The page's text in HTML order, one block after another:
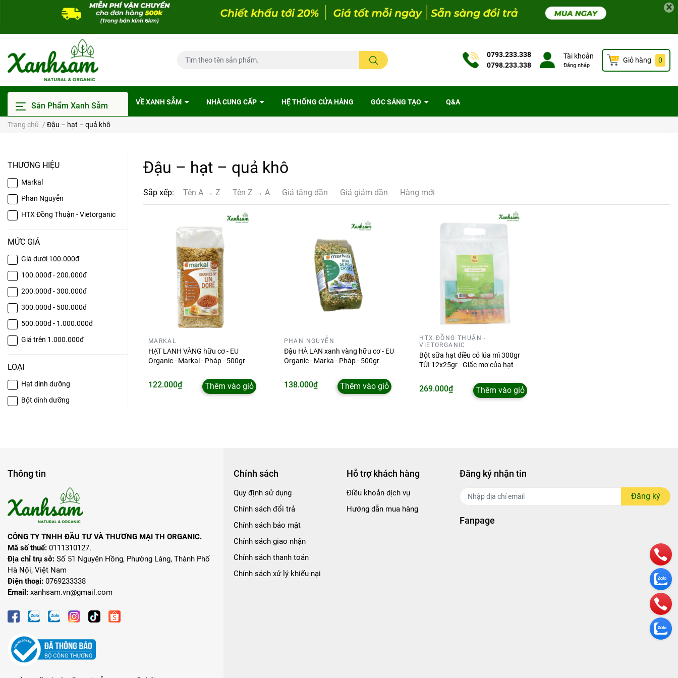
×
0793.233.338
0798.233.338
Tài khoản
Đăng nhập
Giỏ hàng 0
Sản Phẩm Xanh Sẫm VỀ XANH SẪM NHÀ CUNG CẤP HỆ THỐNG CỬA HÀNG GÓC SÁNG TẠO Q&A
Trang chủ / Đậu – hạt – quả khô
THƯƠNG HIỆU
Markal
Phan Nguyễn
HTX Đồng Thuận - Vietorganic
MỨC GIÁ
Giá dưới 100.000đ
100.000đ - 200.000đ
200.000đ - 300.000đ
300.000đ - 500.000đ
500.000đ - 1.000.000đ
Giá trên 1.000.000đ
LOẠI
Hạt dinh dưỡng
Bột dinh dưỡng
Đậu – hạt – quả khô
Sắp xếp: Tên A → Z Tên Z → A Giá tăng dần Giá giảm dần Hàng mới
MARKAL
HẠT LANH VÀNG hữu cơ - EU
Organic - Markal - Pháp - 500gr
122.000₫ Thêm vào giỏ
PHAN NGUYỄN
Đậu HÀ LAN xanh vàng hữu cơ - EU
Organic - Marka - Pháp - 500gr
138.000₫ Thêm vào giỏ
HTX ĐỒNG THUẬN -
VIETORGANIC
Bột sữa hạt điều cỏ lúa mì 300gr
TÚI 12x25gr - Giấc mơ của hạt -
269.000₫ Thêm vào giỏ
Thông tin
CÔNG TY TNHH ĐẦU TƯ VÀ THƯƠNG MẠI TH ORGANIC.
Mã số thuế: 0111310127.
Địa chỉ trụ sở: Số 51 Nguyên Hồng, Phường Láng, Thành Phố
Hà Nội, Việt Nam
Điện thoại: 0769233338
Email: xanhsam.vn@gmail.com
Chính sách
Quy định sử dụng
Chính sách đổi trả
Chính sách bảo mật
Chính sách giao nhận
Chính sách thanh toán
Chính sách xử lý khiếu nại
Hỗ trợ khách hàng
Điều khoản dịch vụ
Hướng dẫn mua hàng
Đăng ký nhận tin
Đăng ký
Fanpage